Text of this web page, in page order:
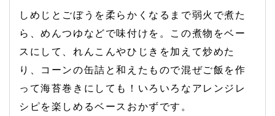
しめじとごぼうを柔らかくなるまで弱火で煮た
ら、めんつゆなどで味付けを。この煮物をベー
スにして、れんこんやひじきを加えて炒めた
り、コーンの缶詰と和えたもので混ぜご飯を作
って海苔巻きにしても！いろいろなアレンジレ
シピを楽しめるベースおかずです。